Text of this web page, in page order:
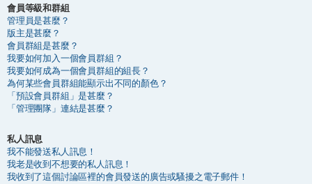
會員等級和群組
管理員是甚麼？
版主是甚麼？
會員群組是甚麼？
我要如何加入一個會員群組？
我要如何成為一個會員群組的組長？
為何某些會員群組能顯示出不同的顏色？
「預設會員群組」是甚麼？
「管理團隊」連結是甚麼？
私人訊息
我不能發送私人訊息！
我老是收到不想要的私人訊息！
我收到了這個討論區裡的會員發送的廣告或騷擾之電子郵件！